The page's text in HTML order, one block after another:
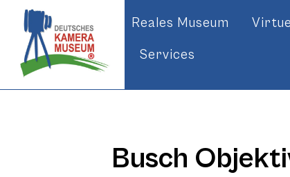
Reales Museum
Services
Busch